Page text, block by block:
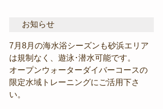
お知らせ
7月8月の海水浴シーズンも砂浜エリア
は規制なく、遊泳･潜水可能です。
オープンウォーターダイバーコースの
限定水域トレーニングにご活用下さ
い。